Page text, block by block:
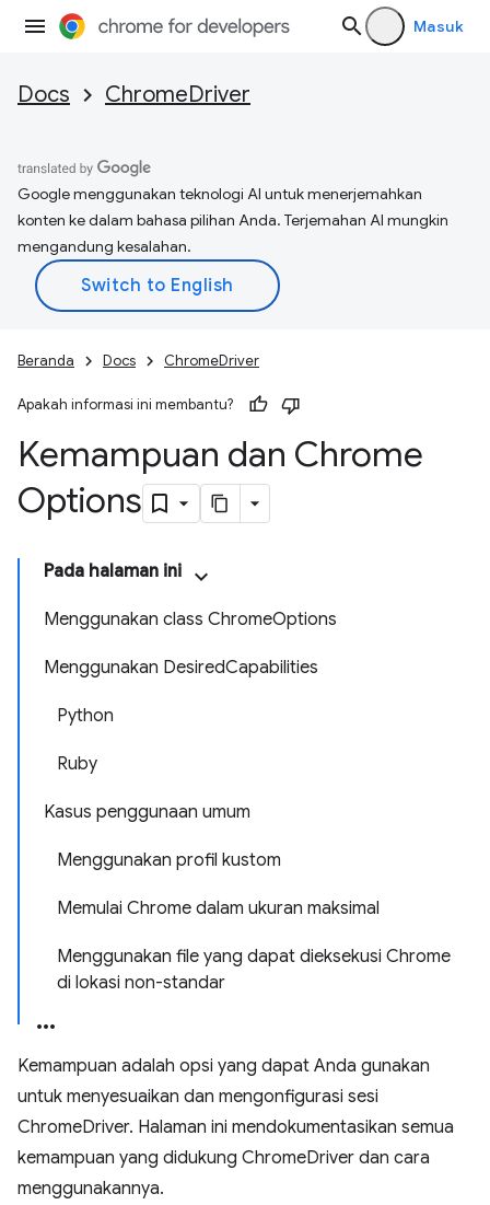
Masuk
Docs ChromeDriver
Google menggunakan teknologi AI untuk menerjemahkan
konten ke dalam bahasa pilihan Anda. Terjemahan AI mungkin
mengandung kesalahan.
Beranda Docs ChromeDriver
Apakah informasi ini membantu?
Kemampuan dan Chrome
Options
Pada halaman ini
Menggunakan class ChromeOptions
Menggunakan DesiredCapabilities
Python
Ruby
Kasus penggunaan umum
Menggunakan profil kustom
Memulai Chrome dalam ukuran maksimal
Menggunakan file yang dapat dieksekusi Chrome
di lokasi non-standar
Kemampuan adalah opsi yang dapat Anda gunakan
untuk menyesuaikan dan mengonfigurasi sesi
ChromeDriver. Halaman ini mendokumentasikan semua
kemampuan yang didukung ChromeDriver dan cara
menggunakannya.